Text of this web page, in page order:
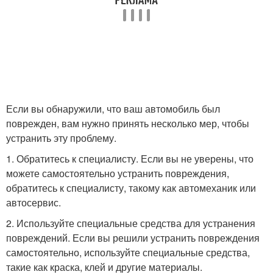
Если вы обнаружили, что ваш автомобиль был
поврежден, вам нужно принять несколько мер, чтобы
устранить эту проблему.
1. Обратитесь к специалисту. Если вы не уверены, что
можете самостоятельно устранить повреждения,
обратитесь к специалисту, такому как автомеханик или
автосервис.
2. Используйте специальные средства для устранения
повреждений. Если вы решили устранить повреждения
самостоятельно, используйте специальные средства,
такие как краска, клей и другие материалы.